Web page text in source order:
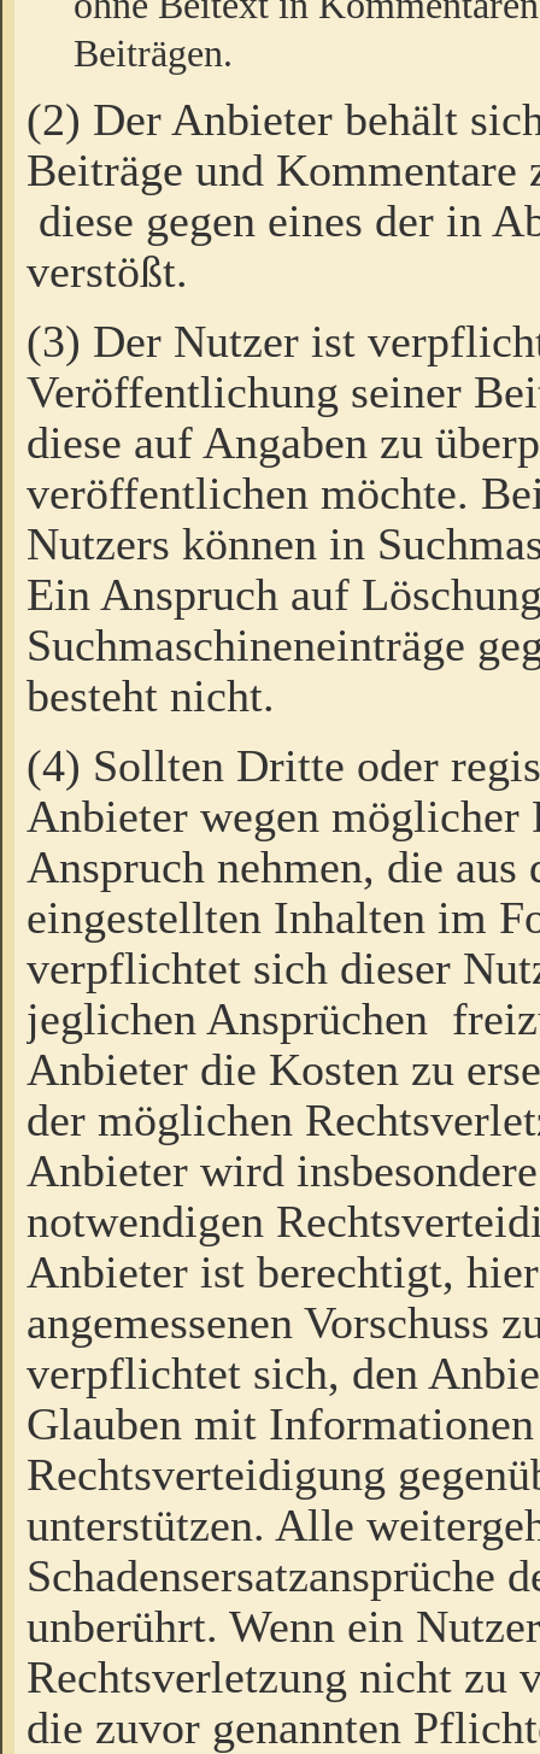
Beiträgen.
(2) Der Anbieter behält
Beiträge und Kommentare
diese gegen eines der in
verstößt.
(3) Der Nutzer ist
Veröffentlichung seiner
diese auf Angaben zu
veröffentlichen möchte.
Nutzers können in
Ein Anspruch auf
Suchmaschineneinträge
besteht nicht.
(4) Sollten Dritte oder
Anbieter wegen möglicher
Anspruch nehmen, die
eingestellten Inhalten im
verpflichtet sich dieser
jeglichen Ansprüchen
Anbieter die Kosten zu
der möglichen
Anbieter wird
notwendigen
Anbieter ist berechtigt,
angemessenen Vorschuss
verpflichtet sich, den
Glauben mit
Rechtsverteidigung
unterstützen. Alle
Schadensersatzansprüche
unberührt. Wenn ein
Rechtsverletzung nicht zu
die zuvor genannten